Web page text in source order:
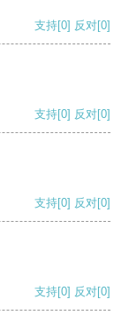
支持[0] 反对[0]
支持[0] 反对[0]
支持[0] 反对[0]
支持[0] 反对[0]